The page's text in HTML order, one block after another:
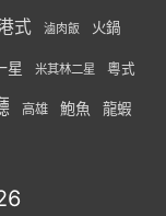
式 滷肉飯 火鍋
星 米其林二星 粵式
高雄 鮑魚 龍蝦